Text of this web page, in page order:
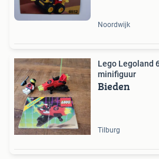
Noordwijk
Lego Legoland
minifiguur
Bieden
Tilburg